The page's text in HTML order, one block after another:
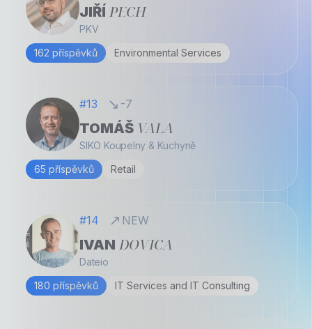
JIŘÍ PECH
PKV
162 příspěvků
Environmental Services
#13 -7
TOMÁŠ VALA
SIKO Koupelny & Kuchyně
65 příspěvků
Retail
#14 NEW
IVAN DOVICA
Dateio
180 příspěvků
IT Services and IT Consulting